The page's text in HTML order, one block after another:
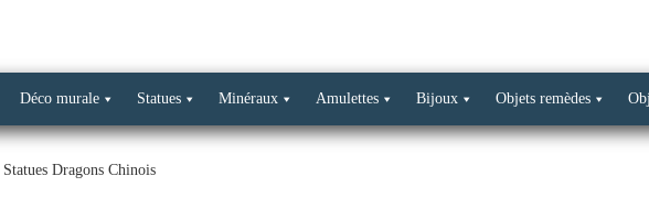
Déco murale Statues Minéraux Amulettes Bijoux Objets remèdes
Statues Dragons Chinois